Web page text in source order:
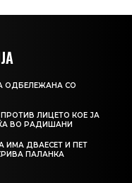
ОДБЕЛЕЖАНА СО
ЛИЦЕТО КОЕ ЈА
ВО РАДИШАНИ
ИМА ДВАЕСЕТ И ПЕТ
ПАЛАНКА